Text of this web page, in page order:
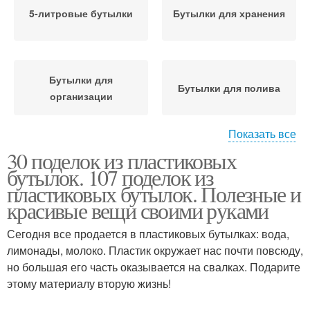
5-литровые бутылки Бутылки для хранения
Бутылки для
организации
Бутылки для полива
Бутылки для создания
пластиковых бутылок
Бутылка в
оригинальный вазон
Уголок из пластиковых
бутылок
Показать все
30 поделок из пластиковых
бутылок. 107 поделок из
пластиковых бутылок. Полезные и
красивые вещи своими руками
Сегодня все продается в пластиковых бутылках: вода,
лимонады, молоко. Пластик окружает нас почти повсюду,
но большая его часть оказывается на свалках. Подарите
этому материалу вторую жизнь!